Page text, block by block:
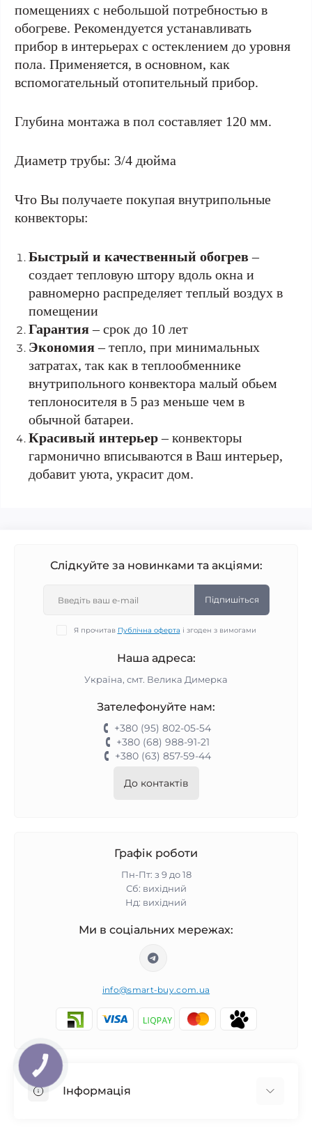
помещениях с небольшой потребностью в
обогреве. Рекомендуется устанавливать
прибор в интерьерах с остеклением до уровня
пола. Применяется, в основном, как
вспомогательный отопительный прибор.
Глубина монтажа в пол составляет 120 мм.
Диаметр трубы: 3/4 дюйма
Что Вы получаете покупая внутрипольные
конвекторы:
Быстрый и качественный обогрев–
создает тепловую штору вдоль окна и
равномерно распределяет теплый воздух в
помещении
Гарантия– срок до 10 лет
Экономия– тепло, при минимальных
затратах, так как в теплообменнике
внутрипольного конвектора малый обьем
теплоносителя в 5 раз меньше чем в
обычной батареи.
Красивый интерьер– конвекторы
гармонично вписываются в Ваш интерьер,
добавит уюта, украсит дом.
Слідкуйте за новинками та акціями:
Підпишіться
Я прочитав Публічна оферта і згоден з вимогами
Наша адреса:
Україна, смт. Велика Димерка
Зателефонуйте нам:
+380 (95) 802-05-54
+380 (68) 988-91-21
+380 (63) 857-59-44
До контактів
Графік роботи
Пн-Пт: з 9 до 18
Сб: вихідний
Нд: вихідний
Ми в соціальних мережах:
info@smart-buy.com.ua
Інформація
КНОПКА
ЗВ'ЯЗКУ